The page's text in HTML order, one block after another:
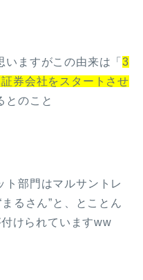
いますがこの由来は「3
券会社をスタートさせ
とのこと
ト部門はマルサントレ
るさん”と、とことん
けられていますww